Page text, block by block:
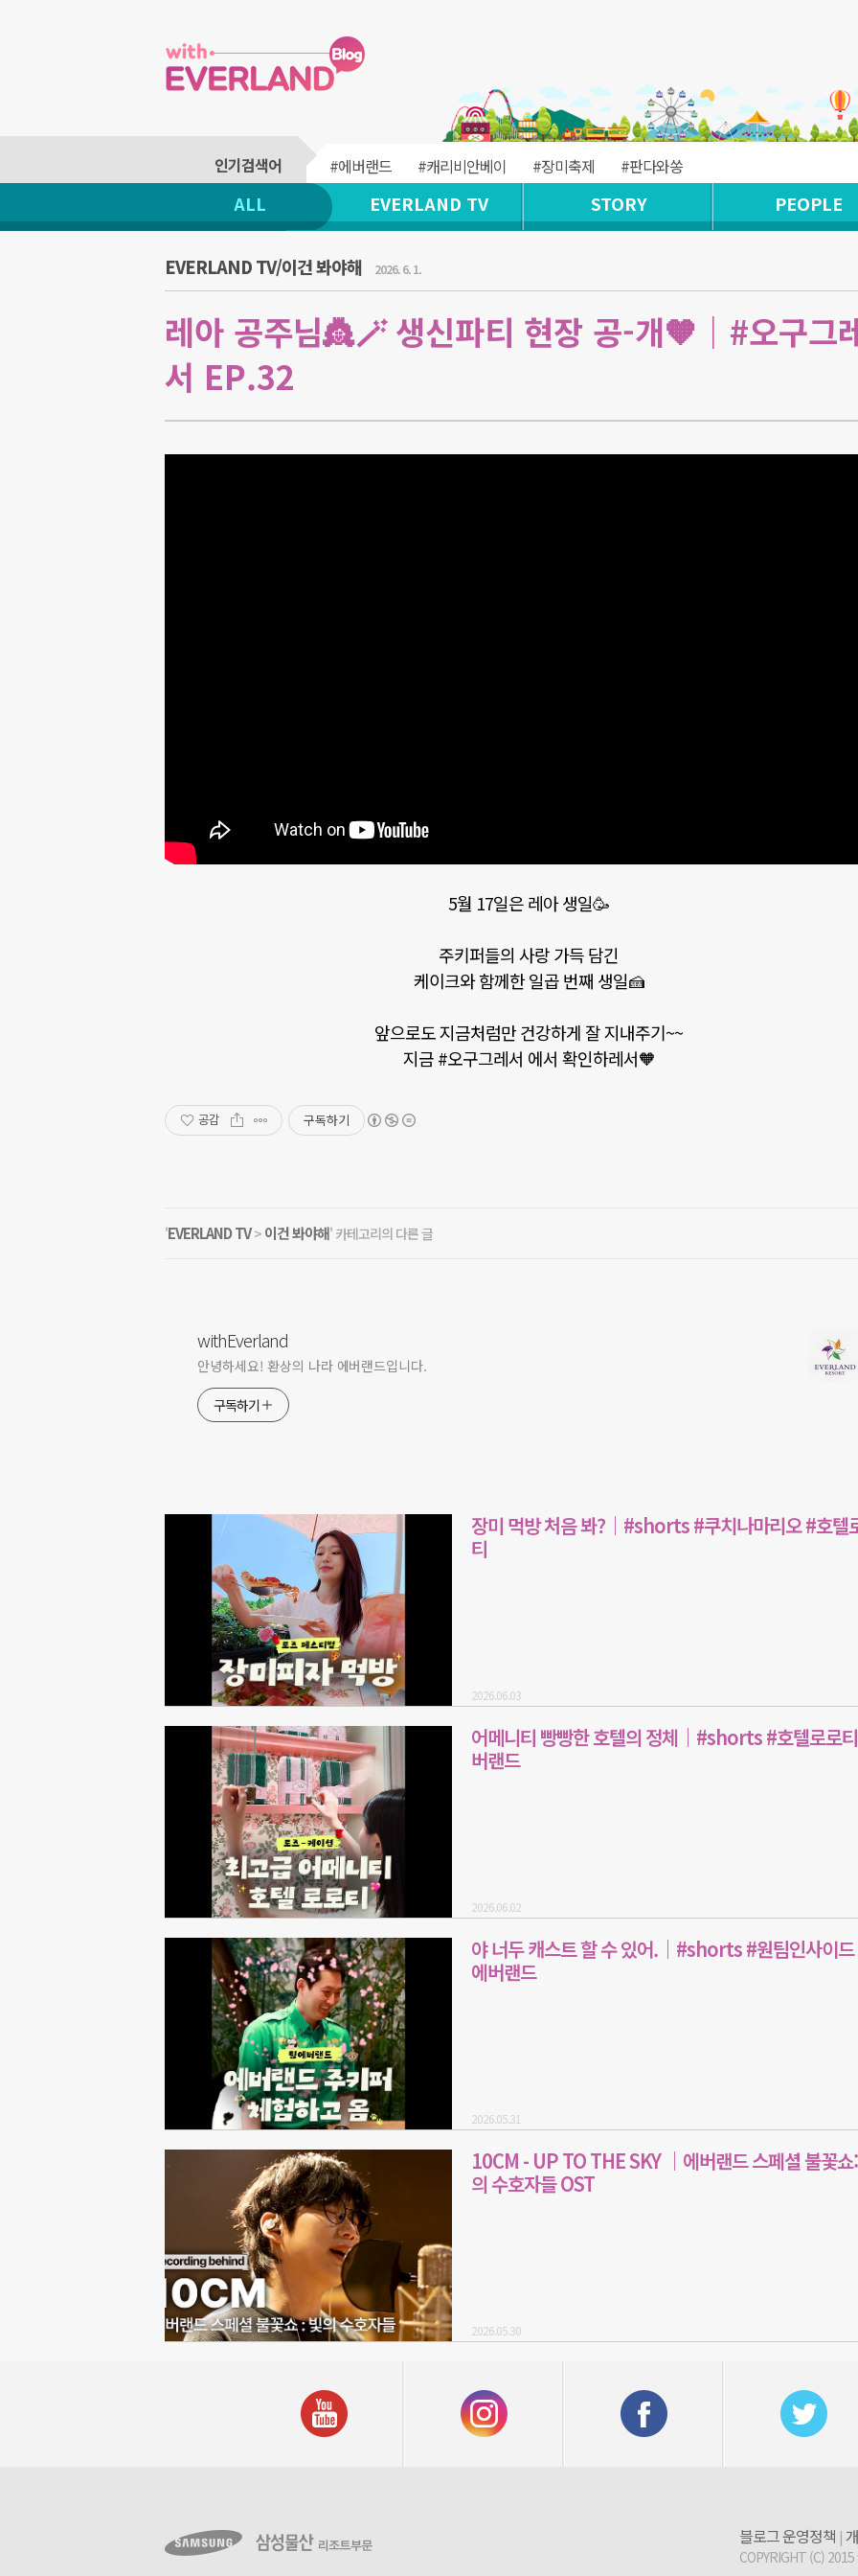
#에버랜드 #캐리비안베이 #장미축제 #판다와쏭
ALL EVERLAND TV STORY PEOPLE
EVERLAND TV/이건 봐야해 2026. 6. 1.
레아 공주님👸🪄 생신파티 현장 공-개🧡｜#오구그
서 EP.32
5월 17일은 레아 생일🥳
주키퍼들의 사랑 가득 담긴
케이크와 함께한 일곱 번째 생일🍰
앞으로도 지금처럼만 건강하게 잘 지내주기~~
지금 #오구그레서 에서 확인하레서🧡
공감 구독하기
'EVERLAND TV> 이건 봐야해' 카테고리의 다른 글
withEverland
안녕하세요! 환상의 나라 에버랜드입니다.
구독하기
장미 먹방 처음 봐?｜#shorts #쿠치나마리오 #호텔
티
2026.06.03
어메니티 빵빵한 호텔의 정체｜#shorts #호텔로로
버랜드
2026.06.02
야 너두 캐스트 할 수 있어.｜#shorts #원팀인사이
에버랜드
2026.05.31
10CM - UP TO THE SKY ｜에버랜드 스페셜 불꽃쇼
의 수호자들 OST
2026.05.30
블로그 운영정책 |
COPYRIGHT (C)